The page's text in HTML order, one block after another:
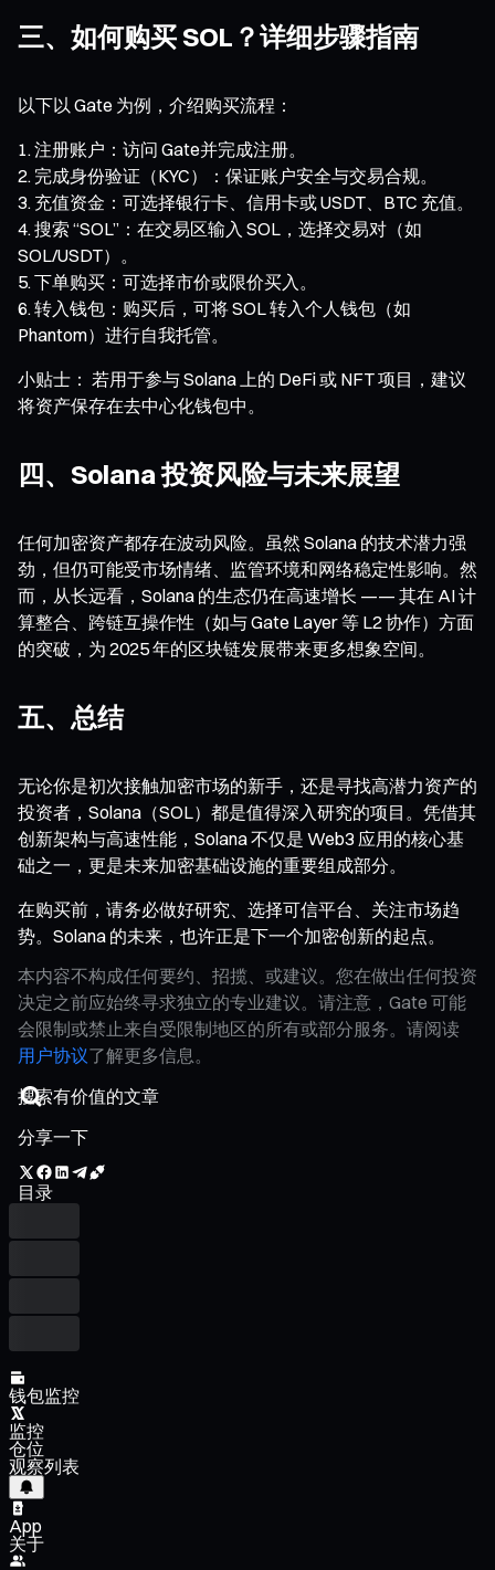
三、如何购买 SOL？详细步骤指南
以下以 Gate 为例，介绍购买流程：
注册账户：访问 Gate并完成注册。
完成身份验证（KYC）：保证账户安全与交易合规。
充值资金：可选择银行卡、信用卡或 USDT、BTC 充值。
搜索 “SOL”：在交易区输入 SOL，选择交易对（如
SOL/USDT）。
下单购买：可选择市价或限价买入。
转入钱包：购买后，可将 SOL 转入个人钱包（如
Phantom）进行自我托管。
小贴士： 若用于参与 Solana 上的 DeFi 或 NFT 项目，建议
将资产保存在去中心化钱包中。
四、Solana 投资风险与未来展望
任何加密资产都存在波动风险。虽然 Solana 的技术潜力强
劲，但仍可能受市场情绪、监管环境和网络稳定性影响。然
而，从长远看，Solana 的生态仍在高速增长 —— 其在 AI 计
算整合、跨链互操作性（如与 Gate Layer 等 L2 协作）方面
的突破，为 2025 年的区块链发展带来更多想象空间。
五、总结
无论你是初次接触加密市场的新手，还是寻找高潜力资产的
投资者，Solana（SOL）都是值得深入研究的项目。凭借其
创新架构与高速性能，Solana 不仅是 Web3 应用的核心基
础之一，更是未来加密基础设施的重要组成部分。
在购买前，请务必做好研究、选择可信平台、关注市场趋
势。Solana 的未来，也许正是下一个加密创新的起点。
本内容不构成任何要约、招揽、或建议。您在做出任何投资
决定之前应始终寻求独立的专业建议。请注意，Gate 可能
会限制或禁止来自受限制地区的所有或部分服务。请阅读
用户协议了解更多信息。
分享一下
目录
钱包监控
监控
仓位
观察列表
App
关于